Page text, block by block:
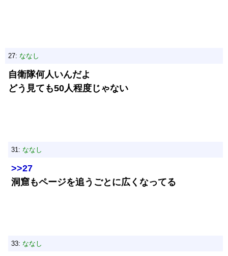
27: ななし
自衛隊何人いんだよ
どう見ても50人程度じゃない
31: ななし
>>27
洞窟もページを追うごとに広くなってる
33: ななし